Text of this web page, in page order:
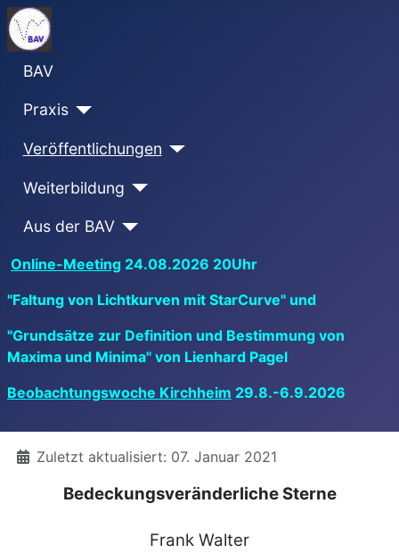
BAV
Praxis
Veröffentlichungen
Weiterbildung
Aus der BAV
Online-Meeting 24.08.2026 20Uhr
"Faltung von Lichtkurven mit StarCurve" und
"Grundsätze zur Definition und Bestimmung von
Maxima und Minima" von Lienhard Pagel
Beobachtungswoche Kirchheim 29.8.-6.9.2026
DetailsZuletzt aktualisiert: 07. Januar 2021
Bedeckungsveränderliche Sterne
Frank Walter